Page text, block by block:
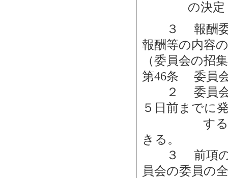
の決定
３ 報酬委員
報酬等の内容
（委員会の招
第46条 委員
２ 委員会の
５日前までに
するとき
きる。
３ 前項の規
員会の委員の